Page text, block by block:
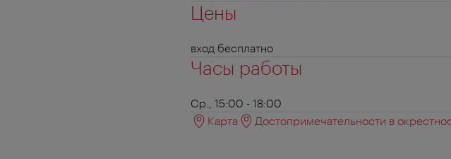
Цены
вход бесплатно
Часы работы
Ср., 15:00 - 18:00
Карта
Достопримечательности в